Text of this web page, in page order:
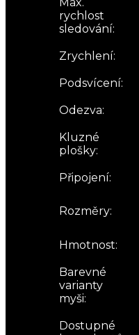
rychlost
sledování:
Zrychlení:
Podsvícení:
Odezva:
Kluzné
plošky:
Připojení:
Rozměry:
Hmotnost:
Barevné
varianty
myši:
Dostupné